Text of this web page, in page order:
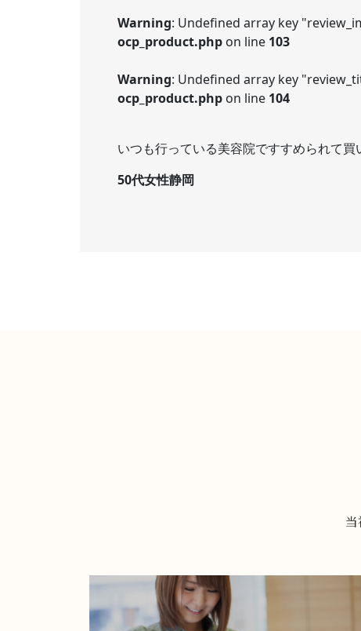
Warning: Undefined array key
ocp_product.php on line 103
Warning: Undefined array key
ocp_product.php on line 104
いつも行っている美容院ですすめられて
50代女性静岡